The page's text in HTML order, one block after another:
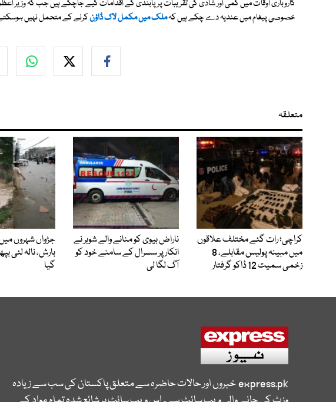
کاروباری اوقات میں کمی اور شادی کی تقریبات پر پابندی کے اقدامات کیے جاچکے ہیں جب کہ وزیر
خصوصی پیغام میں عندیہ دے چکے ہیں کہملک میں مکمل لاک ڈاؤنکرنے کے متحمل نہیں
متعلقہ
کراچی؛ رات گئے مختلف علاقوں
میں مبینہ پولیس مقابلے، 8
زخمی سمیت 12 ڈاکو گرفتار
ناراض بیوی کو منانے والے شوہر نے
انکار پر سسرال کے سامنے خود کو
آگ لگا لی
جڑواں شہروں
بارش، نالہ لئی
گیا
express.pkخبروں اور حالات حاضرہ سے متعلق پاکستان کی سب سے زیادہ